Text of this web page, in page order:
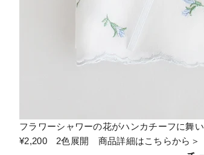
フラワーシャワーの花がハンカチーフに舞
¥2,200 2色展開 商品詳細はこちらから＞